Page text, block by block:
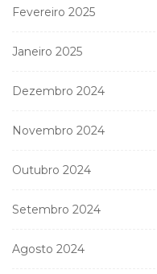
Fevereiro 2025
Janeiro 2025
Dezembro 2024
Novembro 2024
Outubro 2024
Setembro 2024
Agosto 2024